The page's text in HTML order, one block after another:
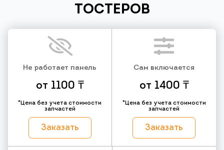
ТОСТЕРОВ
Не работает панель
от 1100 ₸
*Цена без учета стоимости
запчастей
Заказать
Сам включается
от 1400 ₸
*Цена без учета стоимости
запчастей
Заказать